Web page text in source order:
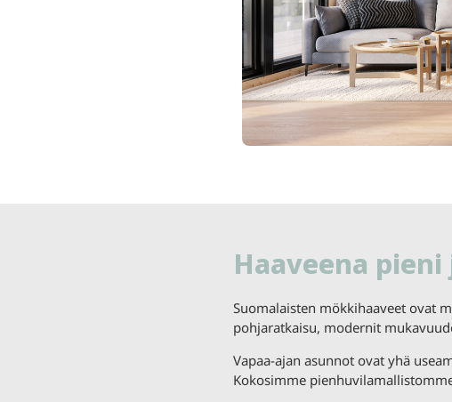
Haaveena
Suomalaisten mökkihaaveet ovat
pohjaratkaisu, modernit
Vapaa-ajan asunnot ovat yhä
Kokosimme